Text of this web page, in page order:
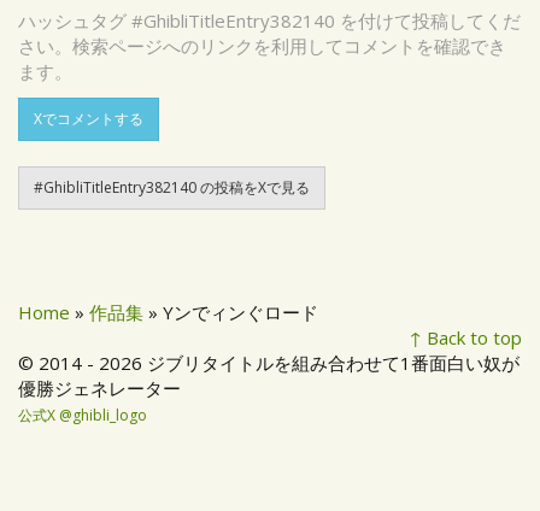
ハッシュタグ #GhibliTitleEntry382140 を付けて投稿してくだ
さい。検索ページへのリンクを利用してコメントを確認でき
ます。
Xでコメントする
#GhibliTitleEntry382140 の投稿をXで見る
Home » 作品集 » Yンでィンぐロード
↑ Back to top
© 2014 - 2026 ジブリタイトルを組み合わせて1番面白い奴が
優勝ジェネレーター
公式X @ghibli_logo